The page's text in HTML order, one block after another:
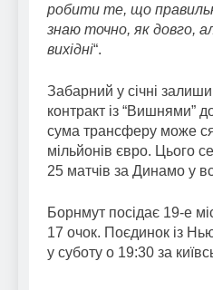
робити те, що
знаю точно, як довго,
вихідні“.
Забарний у січні
контракт із “Вишнями”
сума трансферу може
мільйонів євро. Цього
25 матчів за Динамо у
Борнмут посідає 19-е
17 очок. Поєдинок із
у суботу о 19:30 за